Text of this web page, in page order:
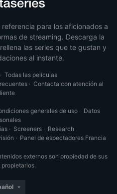
para los aficionados a
de streaming. Descarga la
las series que te gustan y
al instante.
Todas las películas
· Contacta con atención al
generales de uso· Datos
· Screeners· Research
· Panel de espectadores Francia
externos son propiedad de sus